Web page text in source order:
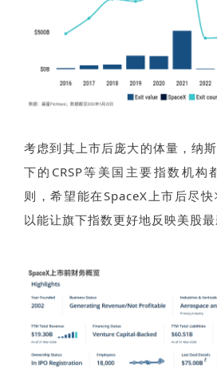
考虑到其上市后庞大的体量，纳斯
下的CRSP等美国主要指数机构
则，希望能在SpaceX上市后尽
以能让旗下指数更好地反映美股最